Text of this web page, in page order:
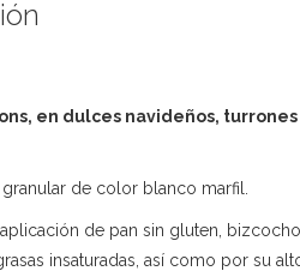
en dulces navideños,
de color blanco marfil.
de pan sin gluten,
insaturadas, así como por su